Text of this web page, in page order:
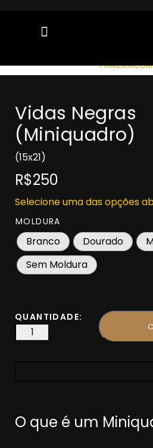
Vidas Negras
(Miniquadro)
(15x21)
R$250
Selecione uma das opções
MOLDURA
Branco Dourado
Sem Moldura
QUANTIDADE:
O que é um